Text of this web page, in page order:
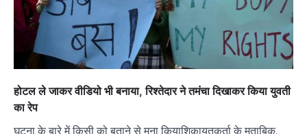
होटल ले जाकर वीडियो भी बनाया, रिश्तेदार ने तमंचा दिखाकर किया युवती
का रेप
घटना के बारे में किसी को बताने से मना कियाशिकायतकर्ता के मुताबिक,